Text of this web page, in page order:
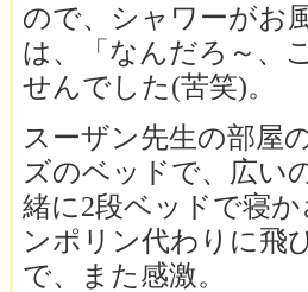
ので、シャワーがお
は、「なんだろ～、
せんでした(苦笑)。
スーザン先生の部屋
ズのベッドで、広い
緒に2段ベッドで寝
ンポリン代わりに飛
で、また感激。